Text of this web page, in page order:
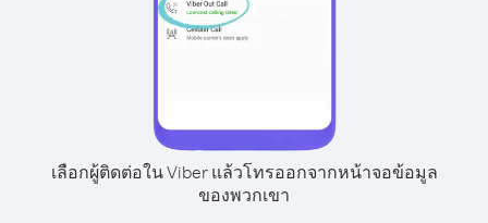
เลือกผู้ติดต่อใน Viber แล้วโทรออกจากหน้าจอข้อมูล
ของพวกเขา